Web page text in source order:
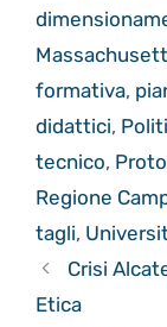
formativa,
didattici,
tecnico,
Regione
tagli,
Crisi
Etica